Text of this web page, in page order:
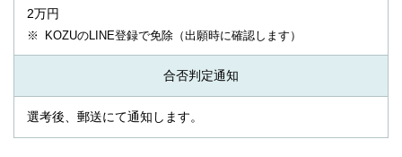
2万円
KOZUのLINE登録で免除（出願時に確認します）
合否判定通知
選考後、郵送にて通知します。